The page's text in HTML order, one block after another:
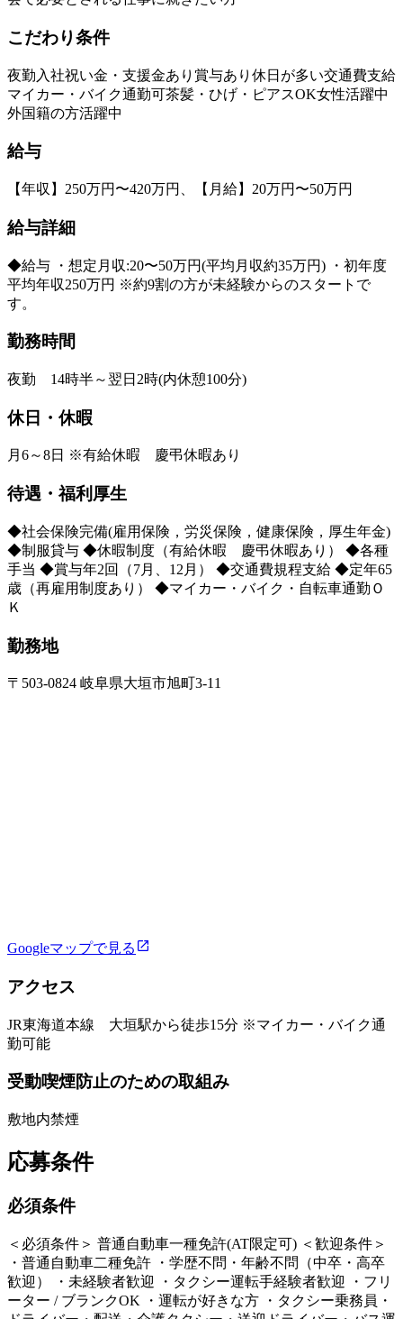
こだわり条件
夜勤 入社祝い金・支援金あり 賞与あり 休日が多い交通費支給
マイカー・バイク通勤可茶髪・ひげ・ピアスOK女性活躍中
外国籍の方活躍中
給与
【年収】250万円〜420万円、【月給】20万円〜50万円
給与詳細
◆給与 ・想定月収:20〜50万円(平均月収約35万円) ・初年度
平均年収250万円 ※約9割の方が未経験からのスタートで
す。
勤務時間
夜勤 14時半～翌日2時(内休憩100分)
休日・休暇
月6～8日 ※有給休暇 慶弔休暇あり
待遇・福利厚生
◆社会保険完備(雇用保険，労災保険，健康保険，厚生年金)
◆制服貸与 ◆休暇制度（有給休暇 慶弔休暇あり） ◆各種
手当 ◆賞与年2回（7月、12月） ◆交通費規程支給 ◆定年65
歳（再雇用制度あり） ◆マイカー・バイク・自転車通勤Ｏ
Ｋ
勤務地
〒503-0824 岐阜県大垣市旭町3-11
Googleマップで見る
アクセス
JR東海道本線 大垣駅から徒歩15分 ※マイカー・バイク通
勤可能
受動喫煙防止のための取組み
敷地内禁煙
応募条件
必須条件
＜必須条件＞ 普通自動車一種免許(AT限定可) ＜歓迎条件＞
・普通自動車二種免許 ・学歴不問・年齢不問（中卒・高卒
歓迎） ・未経験者歓迎 ・タクシー運転手経験者歓迎 ・フリ
ーター / ブランクOK ・運転が好きな方 ・タクシー乗務員・